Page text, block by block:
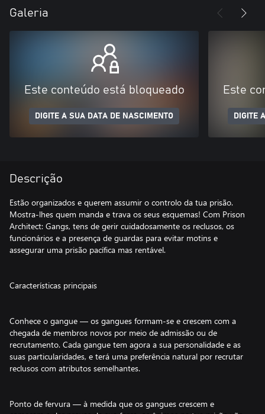
Galeria
Este conteúdo está bloqueado
DIGITE A SUA DATA DE NASCIMENTO
Este
DIGITE
Descrição
Estão organizados e querem assumir o controlo da tua prisão.
Mostra-lhes quem manda e trava os seus esquemas! Com Prison
Architect: Gangs, tens de gerir cuidadosamente os reclusos, os
funcionários e a presença de guardas para evitar motins e
assegurar uma prisão pacífica mas rentável.
Características principais
Conhece o gangue — os gangues formam-se e crescem com a
chegada de membros novos por meio de admissão ou de
recrutamento. Cada gangue tem agora a sua personalidade e as
suas particularidades, e terá uma preferência natural por recrutar
reclusos com atributos semelhantes.
Ponto de fervura — à medida que os gangues crescem e